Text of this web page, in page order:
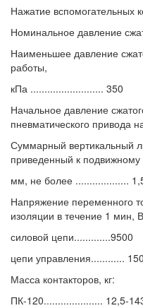
Нажатие вспомогательных
Номинальное давление
Наименьшее давление
работы,
кПа .......................... 350
Начальное давление
пневматического привода
Суммарный вертикальный
приведенный к подвижному
мм, не более ...................
Напряжение переменного
изоляции в течение 1 мин,
силовой цепи.............9500
цепи управления............
Масса контакторов, кг:
ПК-120..................... 12,5-